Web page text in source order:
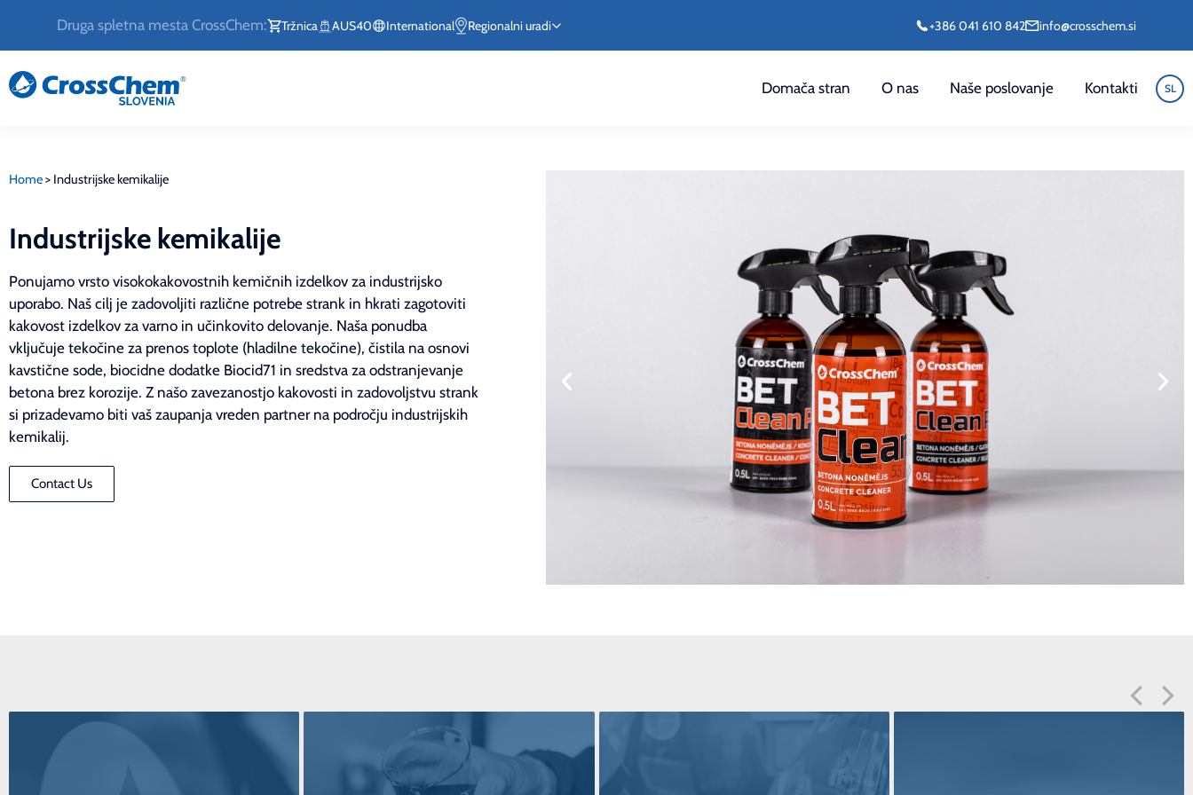
Druga spletna mesta CrossChem: Tržnica AUS40 International Regionalni uradi +386 041 610 842 info@crosschem.si
Domača stran O nas Naše poslovanje Kontakti SL
Home> Industrijske kemikalije
Industrijske kemikalije
Ponujamo vrsto visokokakovostnih kemičnih izdelkov za industrijsko
uporabo. Naš cilj je zadovoljiti različne potrebe strank in hkrati zagotoviti
kakovost izdelkov za varno in učinkovito delovanje. Naša ponudba
vključuje tekočine za prenos toplote (hladilne tekočine), čistila na osnovi
kavstične sode, biocidne dodatke Biocid71 in sredstva za odstranjevanje
betona brez korozije. Z našo zavezanostjo kakovosti in zadovoljstvu strank
si prizadevamo biti vaš zaupanja vreden partner na področju industrijskih
kemikalij.
Contact Us